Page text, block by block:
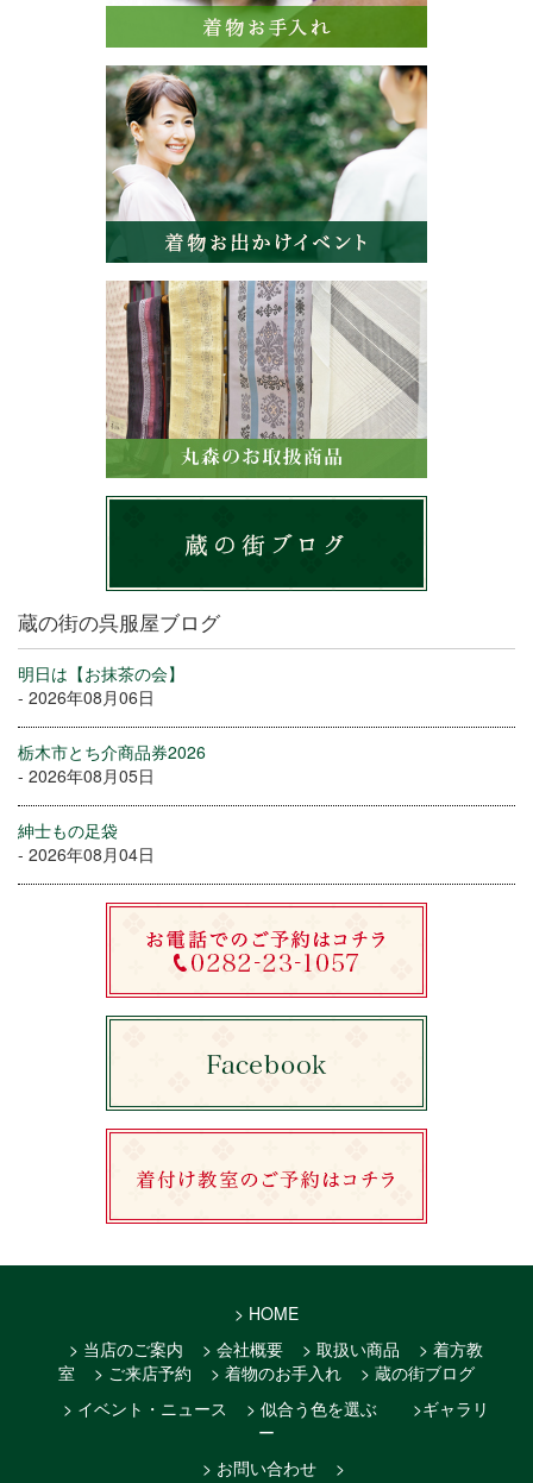
蔵の街の呉服屋ブログ
明日は【お抹茶の会】
- 2026年08月06日
栃木市とち介商品券2026
- 2026年08月05日
紳士もの足袋
- 2026年08月04日
> HOME
> 当店のご案内
> 会社概要 > 取扱い商品
> 着方教
室
> ご来店予約 > 着物のお手入れ
> 蔵の街ブログ
> イベント・ニュース
> 似合う色を選ぶ
>ギャラリ
ー
> お問い合わせ
>